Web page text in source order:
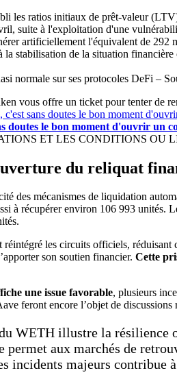
normale sur ses protocoles DeFi –
vous offre un ticket pour tenter de
doutes le bon moment d'ouvrir un
ET LES CONDITIONS OU
du reliquat
des mécanismes de liquidation
à récupérer environ 106 993
les circuits officiels,
son soutien financier. Cette
une issue favorable, plusieurs
feront encore l’objet de discussions
WETH illustre la
permet aux marchés de
incidents majeurs contribue